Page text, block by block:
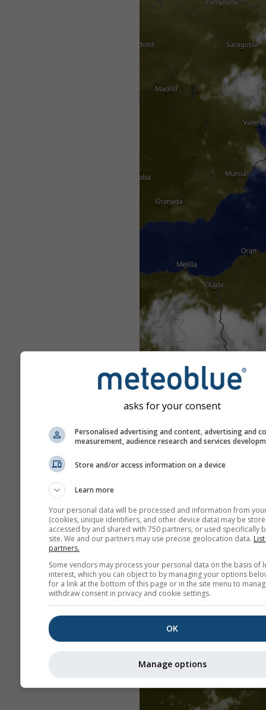
asks for your consent
Personalised advertising and content, advertising and
measurement, audience research and services
Store and/or access information on a device
Learn more
Your personal data will be processed and information from
(cookies, unique identifiers, and other device data) may be
accessed by and shared with 750 partners, or used specifically
site. We and our partners may use precise geolocation data.
partners.
Some vendors may process your personal data on the basis of
interest, which you can object to by managing your options
for a link at the bottom of this page or in the site menu to
withdraw consent in privacy and cookie settings.
OK
Manage options